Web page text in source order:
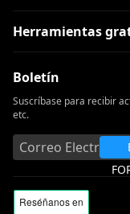
Herramientas
Boletín
Suscríbase para recibir
etc.